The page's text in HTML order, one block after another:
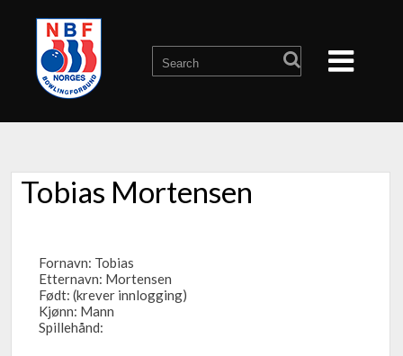
Tobias Mortensen
Fornavn: Tobias
Etternavn: Mortensen
Født: (krever innlogging)
Kjønn: Mann
Spillehånd: